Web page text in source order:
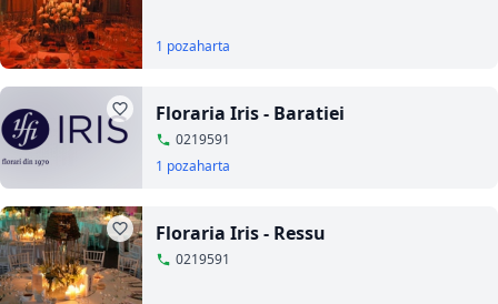
1 pozaharta
Floraria Iris - Baratiei
0219591
1 pozaharta
Floraria Iris - Ressu
0219591